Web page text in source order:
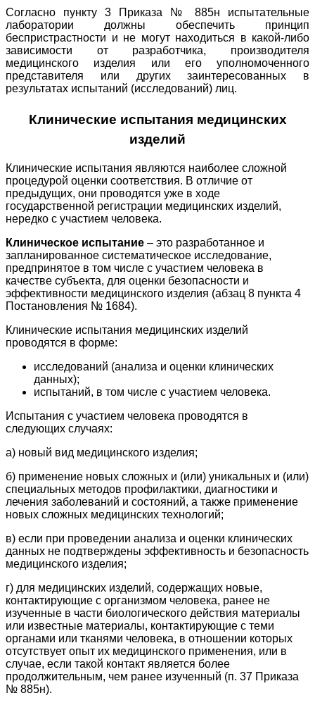
Согласно пункту 3 Приказа № 885н испытательные
лаборатории должны обеспечить принцип
беспристрастности и не могут находиться в какой-либо
зависимости от разработчика, производителя
медицинского изделия или его уполномоченного
представителя или других заинтересованных в
результатах испытаний (исследований) лиц.
Клинические испытания медицинских
изделий
Клинические испытания являются наиболее сложной
процедурой оценки соответствия. В отличие от
предыдущих, они проводятся уже в ходе
государственной регистрации медицинских изделий,
нередко с участием человека.
Клиническое испытание – это разработанное и
запланированное систематическое исследование,
предпринятое в том числе с участием человека в
качестве субъекта, для оценки безопасности и
эффективности медицинского изделия (абзац 8 пункта 4
Постановления № 1684).
Клинические испытания медицинских изделий
проводятся в форме:
исследований (анализа и оценки клинических
данных);
испытаний, в том числе с участием человека.
Испытания с участием человека проводятся в
следующих случаях:
а) новый вид медицинского изделия;
б) применение новых сложных и (или) уникальных и (или)
специальных методов профилактики, диагностики и
лечения заболеваний и состояний, а также применение
новых сложных медицинских технологий;
в) если при проведении анализа и оценки клинических
данных не подтверждены эффективность и безопасность
медицинского изделия;
г) для медицинских изделий, содержащих новые,
контактирующие с организмом человека, ранее не
изученные в части биологического действия материалы
или известные материалы, контактирующие с теми
органами или тканями человека, в отношении которых
отсутствует опыт их медицинского применения, или в
случае, если такой контакт является более
продолжительным, чем ранее изученный (п. 37 Приказа
№ 885н).